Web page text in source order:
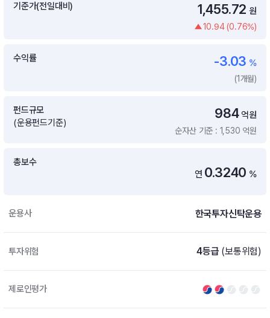
기준가(전일대비) 1,455.72 원
10.94 (0.76%)
수익률 -3.03 %
(1개월)
펀드규모
(운용펀드기준)
984 억원
순자산 기준 : 1,530 억원
총보수
연 0.3240 %
운용사 한국투자신탁운용
투자위험 4등급 (보통위험)
제로인평가
월배당 · 모으기 · 포트래빗 관리
월배당 포트
포트래빗 관리
미국 ETF 검색
ETF 비교
연금 ETF 검색
ETF트렌드 ETF 랭킹 · ETF 찾기 · 종목찾기
미국ETF테마
연금 펀드 검색
투자 라이브러리
ETF 처음투자
내맘대로 만들기
DIY 포트 관리
고객라운지
이벤트
공지사항